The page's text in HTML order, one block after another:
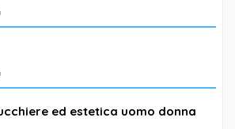
ed estetica uomo donna